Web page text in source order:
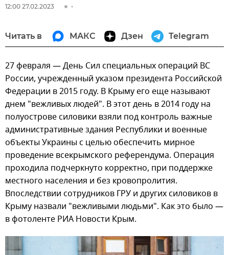
12:00 27.02.2023
Читать в МАКС Дзен Telegram
27 февраля — День Сил специальных операций ВС
России, учрежденный указом президента Российской
Федерации в 2015 году. В Крыму его еще называют
днем "вежливых людей". В этот день в 2014 году на
полуострове силовики взяли под контроль важные
административные здания Республики и военные
объекты Украины с целью обеспечить мирное
проведение всекрымского референдума. Операция
проходила подчеркнуто корректно, при поддержке
местного населения и без кровопролития.
Впоследствии сотрудников ГРУ и других силовиков в
Крыму назвали "вежливыми людьми". Как это было —
в фотоленте РИА Новости Крым.